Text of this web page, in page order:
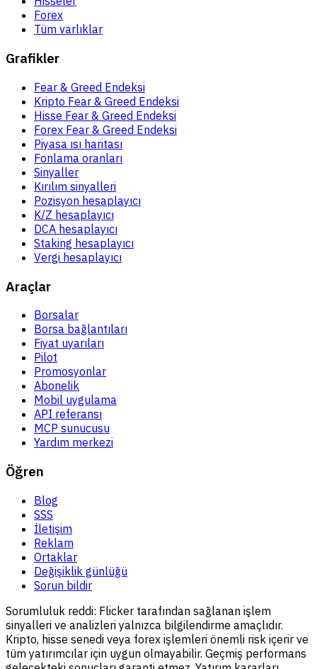
Forex
Tüm varlıklar
Grafikler
Fear & Greed Endeksi
Kripto Fear & Greed Endeksi
Hisse Fear & Greed Endeksi
Forex Fear & Greed Endeksi
Piyasa ısı haritası
Fonlama oranları
Sinyaller
Kırılım sinyalleri
Pozisyon hesaplayıcı
K/Z hesaplayıcı
DCA hesaplayıcı
Staking hesaplayıcı
Vergi hesaplayıcı
Araçlar
Borsalar
Borsa bağlantıları
Fiyat uyarıları
Pilot
Promosyonlar
Abonelik
Mobil uygulama
API referansı
MCP sunucusu
Yardım merkezi
Öğren
Blog
SSS
İletişim
Reklam
Ortaklar
Değişiklik günlüğü
Sorun bildir
Sorumluluk reddi: Flicker tarafından sağlanan işlem
sinyalleri ve analizleri yalnızca bilgilendirme amaçlıdır.
Kripto, hisse senedi veya forex işlemleri önemli risk içerir ve
tüm yatırımcılar için uygun olmayabilir. Geçmiş performans